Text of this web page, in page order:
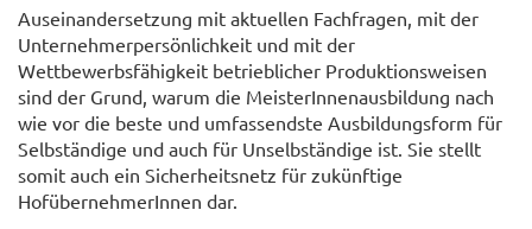
Auseinandersetzung mit aktuellen Fachfragen, mit der
Unternehmerpersönlichkeit und mit der
Wettbewerbsfähigkeit betrieblicher Produktionsweisen
sind der Grund, warum die MeisterInnenausbildung nach
wie vor die beste und umfassendste Ausbildungsform für
Selbständige und auch für Unselbständige ist. Sie stellt
somit auch ein Sicherheitsnetz für zukünftige
HofübernehmerInnen dar.